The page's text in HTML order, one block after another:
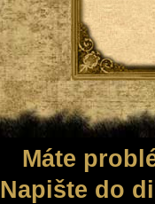
Máte
Napište do